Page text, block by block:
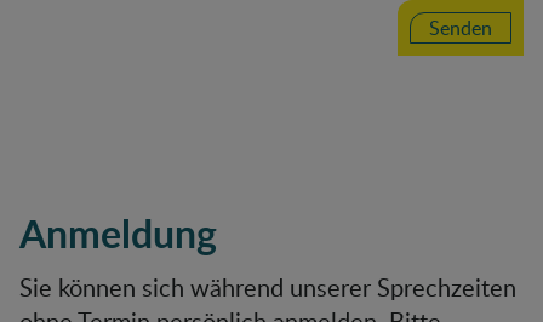
Senden
Anmeldung
Sie können sich während unserer Sprechzeiten